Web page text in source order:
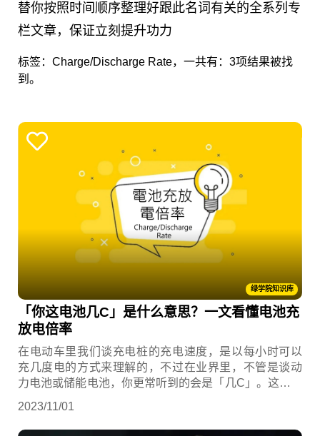
替你按照时间顺序整理好跟此名词有关的全系列专
栏文章，保证立刻提升功力
标签： Charge/Discharge Rate，一共有： 3项结果被找
到。
绿学院知识库
「你这电池几C」是什么意思？一文看懂电池充
放电倍率
在电动车里我们谈充电桩的充电速度，是以每小时可以
充几度电的方式来理解的，不过在业界里，不管是谈动
力电池或储能电池，你更常听到的会是「几C」。这是什
2023/11/01